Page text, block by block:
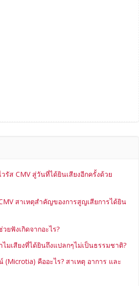
รัส CMV สู่วันที่ได้ยินเสียงอีกครั้งด้วย
สาเหตุสำคัญของการสูญเสียการได้ยิน
ยฟังเกิดจากอะไร?
มเสียงที่ได้ยินถึงแปลกๆไม่เป็นธรรมชาติ?
คืออะไร? สาเหตุ อาการ และ